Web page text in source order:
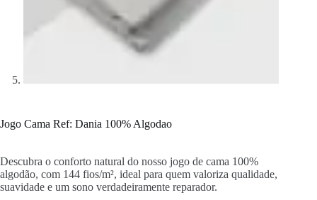
Jogo Cama Ref: Dania 100% Algodao
Descubra o conforto natural do nosso jogo de cama 100%
algodão, com 144 fios/m², ideal para quem valoriza qualidade,
suavidade e um sono verdadeiramente reparador.